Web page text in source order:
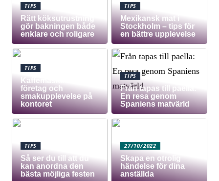
TIPS
Rätt köksutrustning
gör bakningen både
enklare och roligare
TIPS
Mexikansk mat i
Stockholm – tips för
en bättre upplevelse
TIPS
Kaffemaskin för
företag och
smakupplevelse på
kontoret
TIPS
Från tapas till paella:
En resa genom
Spaniens matvärld
TIPS
Så ser du till att du
kan anordna den
bästa möjliga festen
27/10/2022
Skapa en otrolig
händelse för dina
anställda